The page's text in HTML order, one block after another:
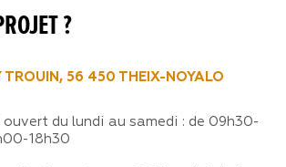
?
TROUIN, 56 450 THEIX-NOYALO
ouvert du lundi au samedi : de 09h30-
18h30